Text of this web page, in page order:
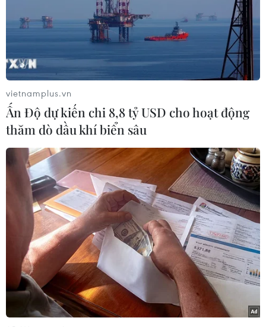
ra khiến gần 5ha rừng tràm phòng hộ và
khoảng 6ha thực bì gồm cỏ, rác khô bị thiêu rụi.
Ông Phan Quang Giải - Phó Chủ tịch Ủy ban
Nhân dân huyện Triệu Phong, tỉnh Quảng Trị
đến khoảng 16 giờ cùng ngày thì được khống
chế.
Triệu Phong đã kịp thời huy động lực lượng với
30 dân quân tự vệ, hơn 100 người dân và cán
bộ, công an xã Triệu Sơn, tập trung dập lửa.
Tuy nhiên, do thời tiết nắng nóng gay gắt nhiều
ngày, khu vực rừng tràm bị cháy có nhiều bụi cỏ
khô nên lửa lan nhanh.
[Khống chế cháy rừng, vận hành an toàn
đường dây truyền tải điện]
Nguyên nhân vụ cháy ban đầu được xác định là
vietnamplus.vn
Ấn Độ dự kiến chi 8,8 tỷ USD cho hoạt động
thăm dò dầu khí biển sâu